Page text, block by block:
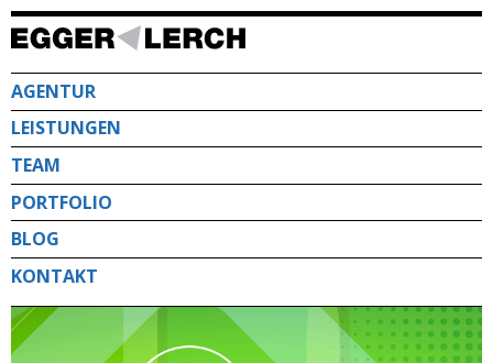
Direkt
zum
AGENTUR
LEISTUNGEN
TEAM
PORTFOLIO
BLOG
KONTAKT